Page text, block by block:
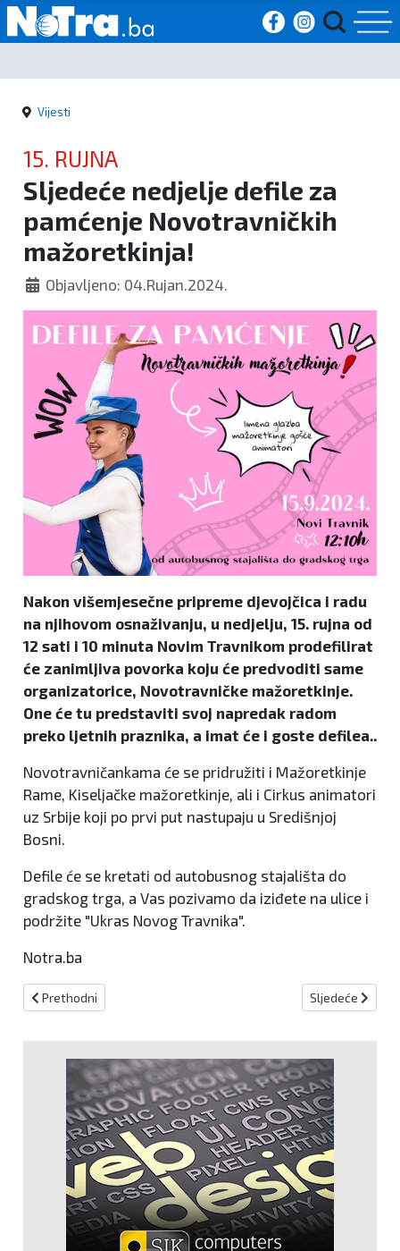
Početna
Vijesti
Sport
Kultura
Crna
kronika
Politika
Zanimljivosti
Vijesti
15. RUJNA
Sljedeće nedjelje defile za
pamćenje Novotravničkih
mažoretkinja!
Objavljeno: 04.Rujan.2024.
Nakon višemjesečne pripreme djevojčica i radu
na njihovom osnaživanju, u nedjelju, 15. rujna od
12 sati i 10 minuta Novim Travnikom prodefilirat
će zanimljiva povorka koju će predvoditi same
organizatorice, Novotravničke mažoretkinje.
One će tu predstaviti svoj napredak radom
preko ljetnih praznika, a imat će i goste defilea..
Novotravničankama će se pridružiti i Mažoretkinje
Rame, Kiseljačke mažoretkinje, ali i Cirkus animatori
uz Srbije koji po prvi put nastupaju u Središnjoj
Bosni.
Defile će se kretati od autobusnog stajališta do
gradskog trga, a Vas pozivamo da iziđete na ulice i
podržite "Ukras Novog Travnika".
Notra.ba
Prethodni članak: Župa Presvetog Trojstva 21. rujna organizira
Prethodni Sljedeći
Sljedeće